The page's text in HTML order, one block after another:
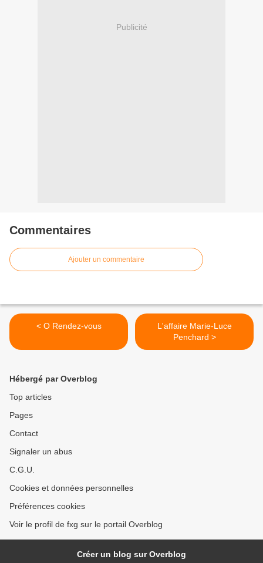
Publicité
Commentaires
Ajouter un commentaire
< O Rendez-vous
L'affaire Marie-Luce
Penchard >
Hébergé par Overblog
Top articles
Pages
Contact
Signaler un abus
C.G.U.
Cookies et données personnelles
Préférences cookies
Voir le profil de fxg sur le portail Overblog
Créer un blog sur Overblog